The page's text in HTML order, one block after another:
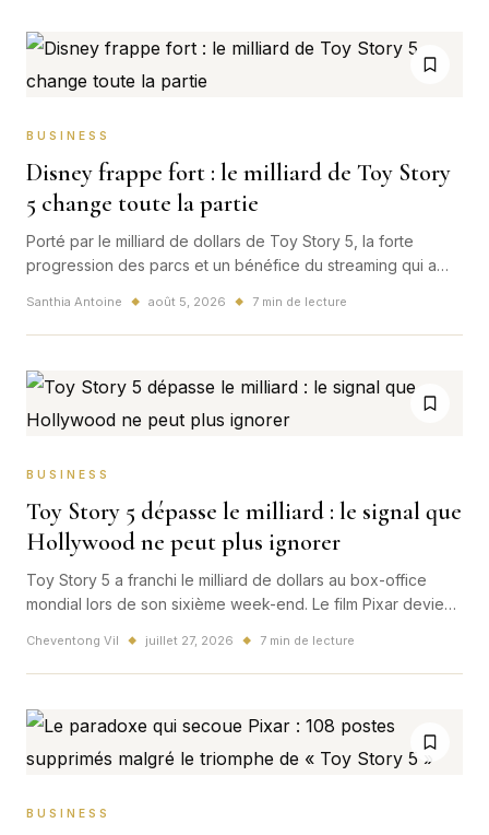
BUSINESS
Disney frappe fort : le milliard de Toy Story
5 change toute la partie
Porté par le milliard de dollars de Toy Story 5, la forte
progression des parcs et un bénéfice du streaming qui a
écosystème mondial. Son nouvel accord avec TikTok
confirme que la bataille se joue désormais bien au-delà des
Santhia Antoine ◆ août 5, 2026 ◆ 7 min de lecture
BUSINESS
Toy Story 5 dépasse le milliard : le signal que
Hollywood ne peut plus ignorer
Toy Story 5 a franchi le milliard de dollars au box-office
mondial lors de son sixième week-end. Le film Pixar devient
puissance des franchises.
Cheventong Vil ◆ juillet 27, 2026 ◆ 7 min de lecture
BUSINESS